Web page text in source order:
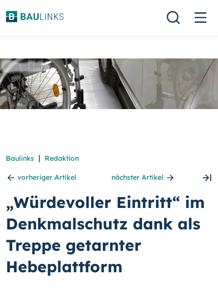
Baulinks | Redaktion
vorheriger Artikel nächster Artikel
„Würdevoller Eintritt“ im
Denkmalschutz dank als
Treppe getarnter
Hebeplattform